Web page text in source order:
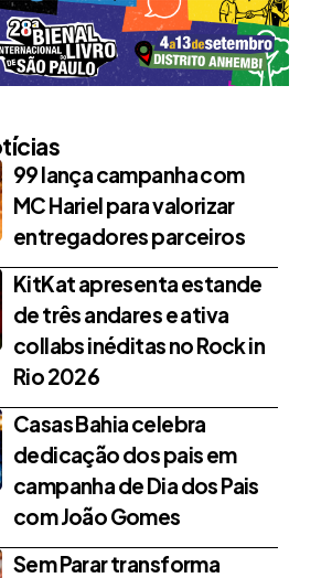
99 lança campanha com
MC Hariel para valorizar
entregadores parceiros
KitKat apresenta estande
de três andares e ativa
collabs inéditas no Rock in
Rio 2026
Casas Bahia celebra
dedicação dos pais em
campanha de Dia dos Pais
com João Gomes
Sem Parar transforma